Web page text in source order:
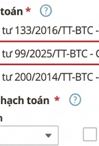
bổ vào chi
Khoản chi phí
được ghi
phân bổ hết vào
chi ngoài phạm vi